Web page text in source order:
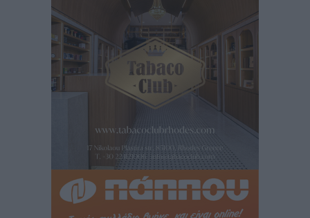
Μαστιχάρι – Αναποδογύρισε όχημα με μητέρα και
5χρονο παιδί
Τοπικές Ειδήσεις πριν 2 ώρες
“Η Ευρώπη αντιμετώπιζε το προσφυγικό σαν ταινία
τρόμου” – Η συγκλονιστική μαρτυρία της Χαρούλας
Γιασιράνη στον RV για τα γεγονότα που οδήγησαν στο
Σύμφωνο της Λέρου
Τοπικές Ειδήσεις• πριν 2 ώρες
Συναυλία με τον Γιάννη Κότσιρα στις 21 Αυγούστου
Πολιτιστικά• πριν 3 ώρες